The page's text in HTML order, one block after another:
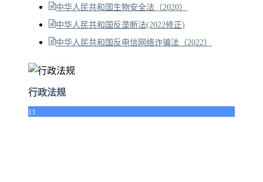
中华人民共和国生物安全法（2020）
中华人民共和国反垄断法(2022修正)
中华人民共和国反电信网络诈骗法（2022）
行政法规
13